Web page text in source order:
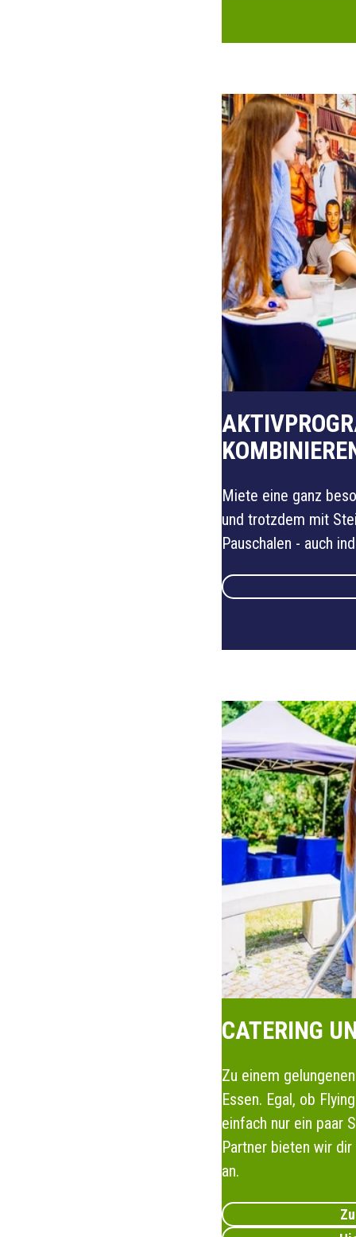
Miete eine ganz
und trotzdem mit
Pauschalen - auch
CATERING
Zu einem
Essen. Egal, ob
einfach nur ein paar
Partner bieten wir
an.